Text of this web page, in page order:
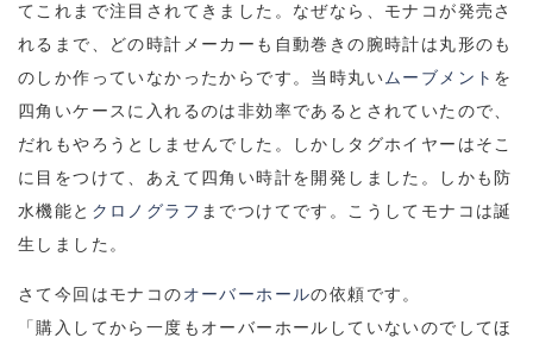
てこれまで注目されてきました。なぜなら、モナコが発売さ
れるまで、どの時計メーカーも自動巻きの腕時計は丸形のも
のしか作っていなかったからです。当時丸い ムーブメント を
四角いケースに入れるのは非効率であるとされていたので、
だれもやろうとしませんでした。しかしタグホイヤーはそこ
に目をつけて、あえて四角い時計を開発しました。しかも防
水機能と クロノグラフ までつけてです。こうしてモナコは誕
生しました。
さて今回はモナコのオーバーホールの依頼です。
「購入してから一度もオーバーホールしていないのでしてほ